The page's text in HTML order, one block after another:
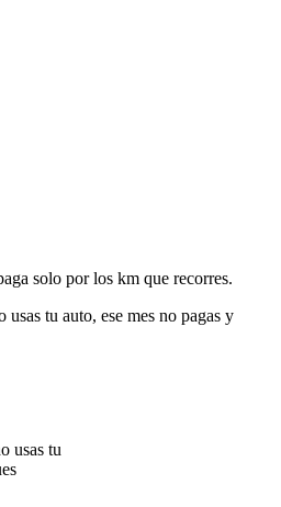
solo por los km que recorres.
tu auto, ese mes no pagas y
usas tu